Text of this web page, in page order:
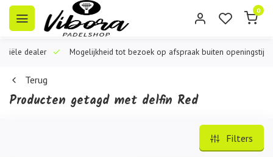
0
dealer Mogelijkheid tot bezoek op afspraak buiten openingstijden
Terug
Producten getagd met delfin Red
Filters